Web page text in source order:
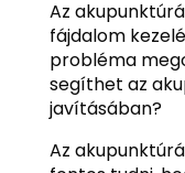
Az
fájdalom
probléma
segíthet az
javításában?
Az